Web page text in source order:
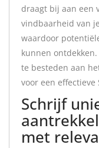
draagt bij aan een
vindbaarheid van
waardoor
kunnen
te besteden aan
voor een effectieve
Schrijf
met